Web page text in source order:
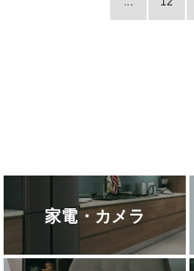
家電・カメラ